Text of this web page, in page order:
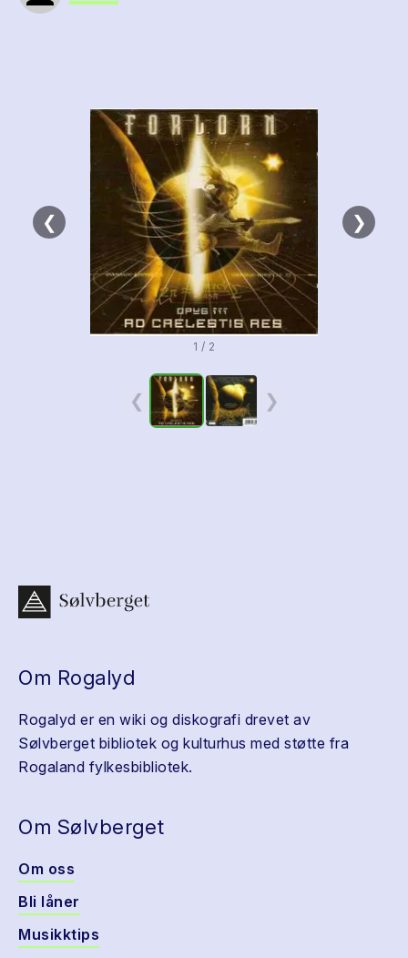
❮ ❯
1 / 2
❮ ❯
Om Rogalyd
Rogalyd er en wiki og diskografi drevet av
Sølvberget bibliotek og kulturhus med støtte fra
Rogaland fylkesbibliotek.
Om Sølvberget
Om oss
Bli låner
Musikktips